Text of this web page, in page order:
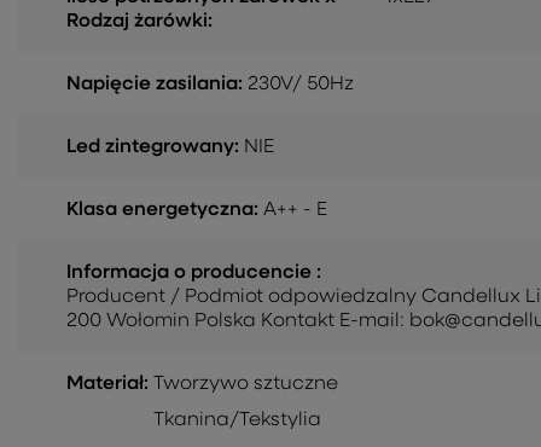
Rodzaj żarówki:
Napięcie zasilania: 230V/ 50Hz
Led zintegrowany: NIE
Klasa energetyczna: A++ - E
Informacja o producencie :
Producent / Podmiot odpowiedzalny Candellux
200 Wołomin Polska Kontakt E-mail:
Materiał:
Tworzywo sztuczne
Tkanina/Tekstylia